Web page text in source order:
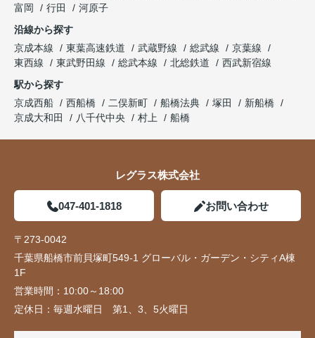
富岡
行田
河原子
沿線から探す
京成本線
東葉高速鉄道 武蔵野線 総武線
京葉線
東西線
東武野田線 総武本線 北総鉄道
西武新宿線
駅から探す
京成西船
西船橋 二俣新町 船橋法典 塚田
新船橋
京成大和田
八千代中央 村上 船橋
レグラス株式会社
047-401-1818 お問い合わせ
〒273-0042
千葉県船橋市前貝塚町549-1 グローバル・ガーデン・シティA棟
1F
営業時間： 10:00～18:00
定休日： 毎週水曜日 第1、3、5火曜日